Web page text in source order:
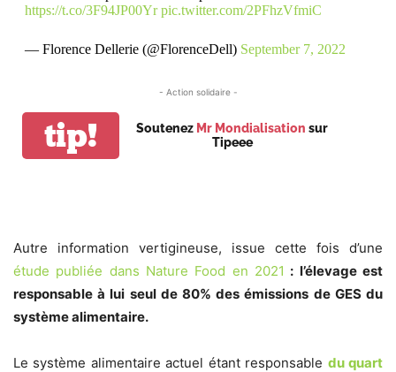
https://t.co/3F94JP00Yr pic.twitter.com/2PFhzVfmiC
— Florence Dellerie (@FlorenceDell) September 7, 2022
- Action solidaire -
tip! Soutenez Mr Mondialisation sur
Tipeee
Autre information vertigineuse, issue cette fois d’une
étude publiée dans Nature Food en 2021 : l’élevage est
responsable à lui seul de 80% des émissions de GES du
système alimentaire.
Le système alimentaire actuel étant responsable du quart